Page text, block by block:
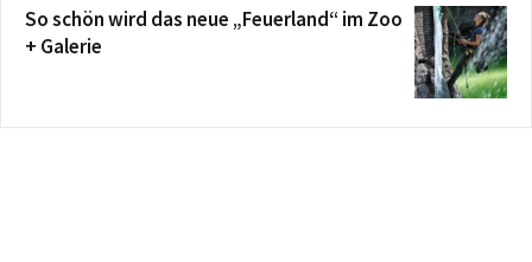
So schön wird das neue „Feuerland“ im Zoo
+ Galerie